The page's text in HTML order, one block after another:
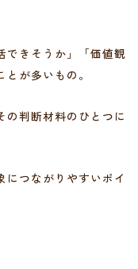
できそうか」「価値観
が多いもの。
の判断材料のひとつに
につながりやすいポイ